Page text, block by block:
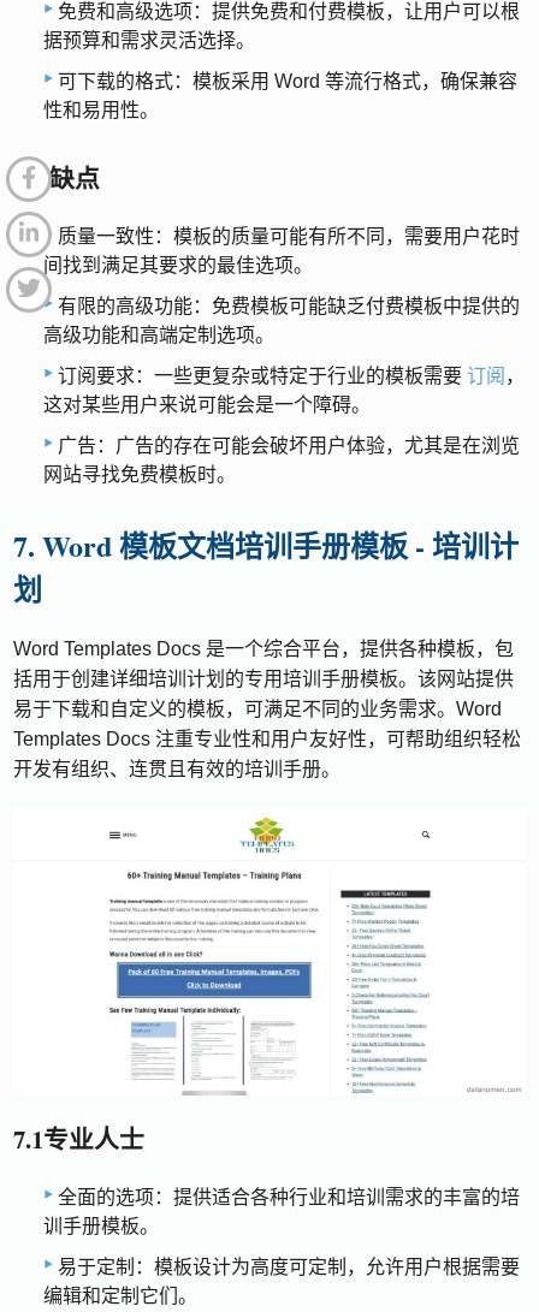
免费和高级选项：提供免费和付费模板，让用户可以根
据预算和需求灵活选择。
可下载的格式：模板采用 Word 等流行格式，确保兼容
性和易用性。
6.2 缺点
质量一致性：模板的质量可能有所不同，需要用户花时
间找到满足其要求的最佳选项。
有限的高级功能：免费模板可能缺乏付费模板中提供的
高级功能和高端定制选项。
订阅要求：一些更复杂或特定于行业的模板需要 订阅 ，
这对某些用户来说可能会是一个障碍。
广告：广告的存在可能会破坏用户体验，尤其是在浏览
网站寻找免费模板时。
7. Word 模板文档培训手册模板 - 培训计
划
Word Templates Docs 是一个综合平台，提供各种模板，包
括用于创建详细培训计划的专用培训手册模板。该网站提供
易于下载和自定义的模板，可满足不同的业务需求。Word
Templates Docs 注重专业性和用户友好性，可帮助组织轻松
开发有组织、连贯且有效的培训手册。
7.1专业人士
全面的选项：提供适合各种行业和培训需求的丰富的培
训手册模板。
易于定制：模板设计为高度可定制，允许用户根据需要
编辑和定制它们。